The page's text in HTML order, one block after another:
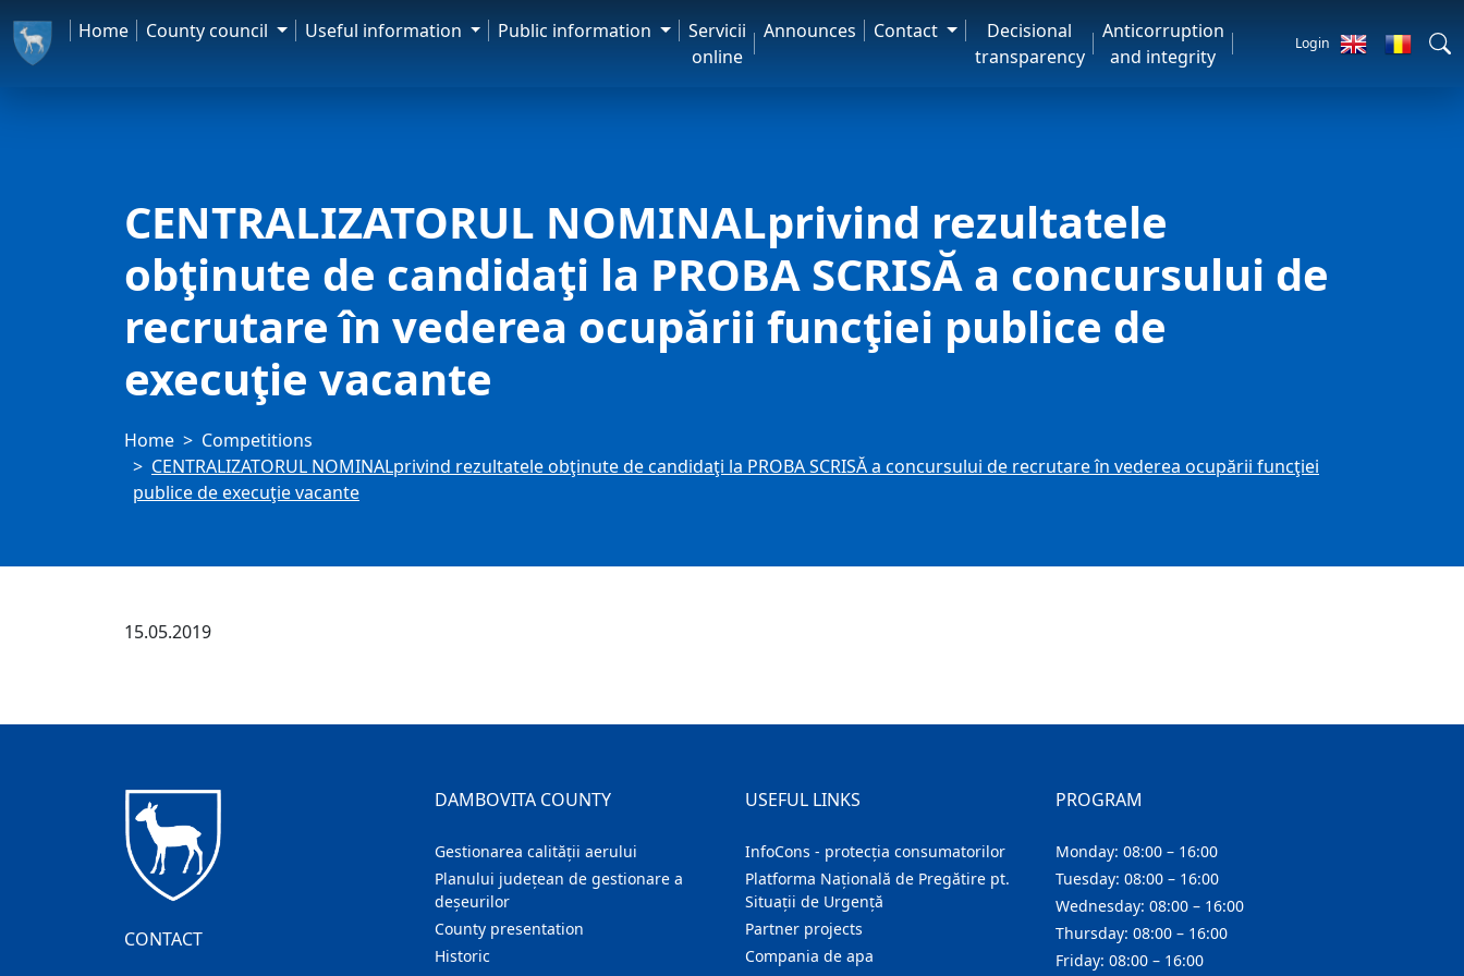
Home County council Useful information Public information
Servicii
online
Announces Contact
Decisional
transparency
Anticorruption
and integrity
Login
CENTRALIZATORUL NOMINALprivind rezultatele
obţinute de candidaţi la PROBA SCRISĂ a concursului de
recrutare în vederea ocupării funcţiei publice de
execuţie vacante
Home
Competitions
CENTRALIZATORUL NOMINALprivind rezultatele obţinute de candidaţi la PROBA SCRISĂ a concursului de recrutare în vederea ocupării funcţiei
publice de execuţie vacante
15.05.2019
CONTACT
DAMBOVITA COUNTY
Gestionarea calității aerului
Planului județean de gestionare a
deșeurilor
County presentation
Historic
USEFUL LINKS
InfoCons - protecția consumatorilor
Platforma Națională de Pregătire pt.
Situații de Urgență
Partner projects
Compania de apa
PROGRAM
Monday: 08:00 – 16:00
Tuesday: 08:00 – 16:00
Wednesday: 08:00 – 16:00
Thursday: 08:00 – 16:00
Friday: 08:00 – 16:00